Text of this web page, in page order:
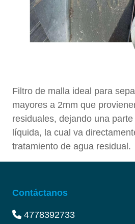
Filtro de malla ideal para
mayores a 2mm que
residuales, dejando una
líquida, la cual va
tratamiento de agua residual.
Contáctanos
4778392733